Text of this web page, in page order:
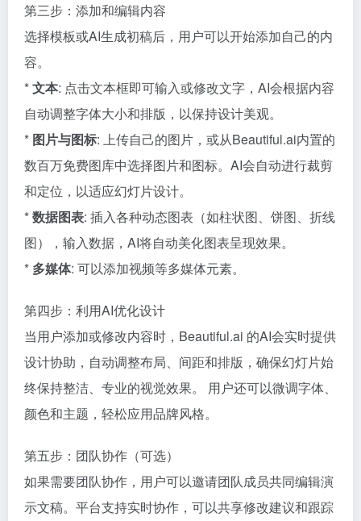
第三步：添加和编辑内容
选择模板或AI生成初稿后，用户可以开始添加自己的内
容。
*文本: 点击文本框即可输入或修改文字，AI会根据内容
自动调整字体大小和排版，以保持设计美观。
* 图片与图标: 上传自己的图片，或从Beautiful.ai内置的
数百万免费图库中选择图片和图标。AI会自动进行裁剪
和定位，以适应幻灯片设计。
*数据图表: 插入各种动态图表（如柱状图、饼图、折线
图），输入数据，AI将自动美化图表呈现效果。
* 多媒体: 可以添加视频等多媒体元素。
第四步：利用AI优化设计
当用户添加或修改内容时，Beautiful.ai 的AI会实时提供
设计协助，自动调整布局、间距和排版，确保幻灯片始
终保持整洁、专业的视觉效果。 用户还可以微调字体、
颜色和主题，轻松应用品牌风格。
第五步：团队协作（可选）
如果需要团队协作，用户可以邀请团队成员共同编辑演
示文稿。平台支持实时协作，可以共享修改建议和跟踪